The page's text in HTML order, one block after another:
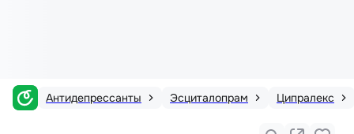
Антидепрессанты Эсциталопрам Ципралекс